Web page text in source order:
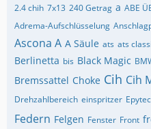
2.4 chih 7x13 240 Getrag a ABE
Adrema-Aufschlüsselung
Ascona A A Säule ats ats
Berlinetta bis Black Magic
Bremssattel Choke Cih Cih
Drehzahlbereich einspritzer Epytec
Federn Felgen Fenster Front